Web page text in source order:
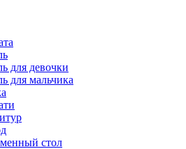
для девочки
для мальчика
стол